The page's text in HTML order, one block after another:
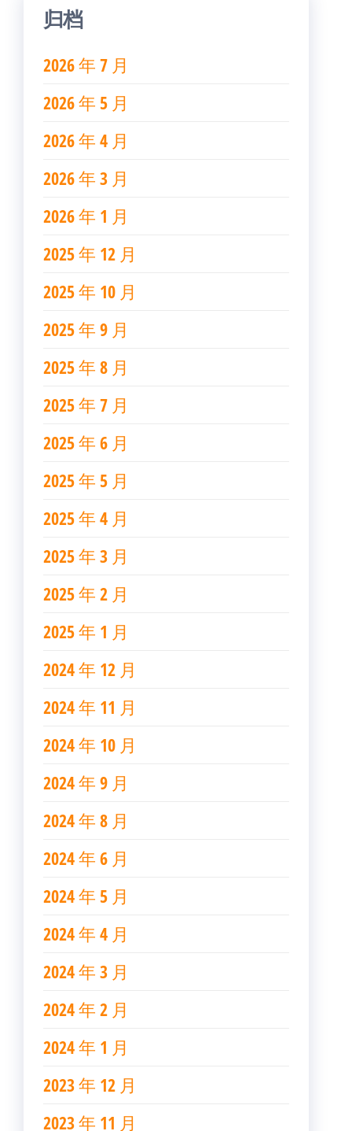
归档
2026 年 7 月
2026 年 5 月
2026 年 4 月
2026 年 3 月
2026 年 1 月
2025 年 12 月
2025 年 10 月
2025 年 9 月
2025 年 8 月
2025 年 7 月
2025 年 6 月
2025 年 5 月
2025 年 4 月
2025 年 3 月
2025 年 2 月
2025 年 1 月
2024 年 12 月
2024 年 11 月
2024 年 10 月
2024 年 9 月
2024 年 8 月
2024 年 6 月
2024 年 5 月
2024 年 4 月
2024 年 3 月
2024 年 2 月
2024 年 1 月
2023 年 12 月
2023 年 11 月